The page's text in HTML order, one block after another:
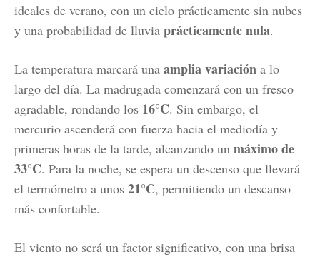
ideales de verano, con un cielo prácticamente sin nubes
y una probabilidad de lluvia prácticamente nula.
La temperatura marcará una amplia variación a lo
largo del día. La madrugada comenzará con un fresco
agradable, rondando los 16°C. Sin embargo, el
mercurio ascenderá con fuerza hacia el mediodía y
primeras horas de la tarde, alcanzando un máximo de
33°C. Para la noche, se espera un descenso que llevará
el termómetro a unos 21°C, permitiendo un descanso
más confortable.
El viento no será un factor significativo, con una brisa